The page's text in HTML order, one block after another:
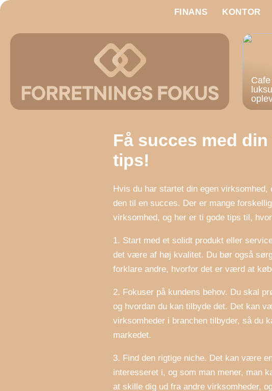
FINANS KONTOR
Få succes med
tips!
Hvis du har startet din egen
den til en succes. Der er mange
virksomhed, og her er ti gode tips til,
1. Start med et solidt produkt eller
det være af høj kvalitet. Du bør også
forklare andre, hvorfor det er værd at
2. Fokuser på kundens behov. Du skal
og hvordan du kan tilbyde det. Det kan
virksomheder i branchen tilbyder, så du
markedet.
3. Find den rigtige niche. Det kan være
interesseret i, og som man mener, man
at skille dig ud fra andre virksomheder,